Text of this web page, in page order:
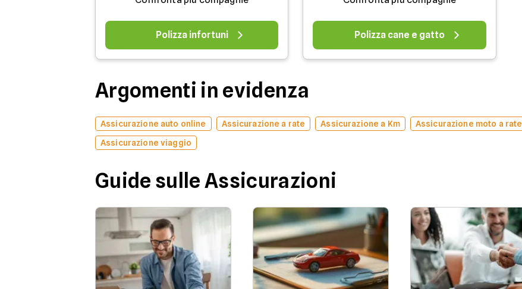
Polizza infortuni Polizza cane e gatto
Argomenti in evidenza
Assicurazione auto online Assicurazione a rate Assicurazione a Km Assicurazione moto a rate
Assicurazione viaggio
Guide sulle Assicurazioni